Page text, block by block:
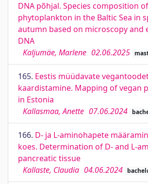
DNA põhjal. Species composition of
phytoplankton in the Baltic Sea in
autumn based on microscopy and
DNA
Kaljumäe, Marlene 02.06.2025
165. Eestis müüdavate
kaardistamine. Mapping of vegan
in Estonia
Kallasmaa, Anette 07.06.2024
166. D- ja L-aminohapete
koes. Determination of D- and L-
pancreatic tissue
Kallaste, Claudia 04.06.2024